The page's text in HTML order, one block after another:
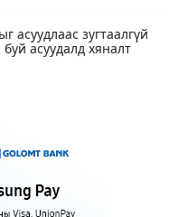
асуудлаас зугтаалгүй
асуудалд хяналт
хайж байна